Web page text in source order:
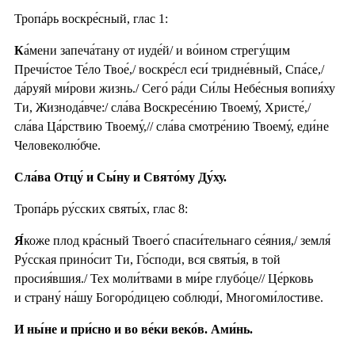
Тропа́рь воскре́сный, глас 1:
Ка́мени запеча́тану от иуде́й/ и во́ином стрегу́щим
Пречи́стое Те́ло Твое́,/ воскре́сл еси́ тридне́вный, Спа́се,/
да́руяй ми́рови жизнь./ Сего́ ра́ди Си́лы Небе́сныя вопия́ху
Ти, Жизнода́вче:/ сла́ва Воскресе́нию Твоему́, Христе́,/
сла́ва Ца́рствию Твоему́,// сла́ва смотре́нию Твоему́, еди́не
Человеколю́бче.
Сла́ва Отцу́ и Сы́ну и Свято́му Ду́ху.
Тропа́рь ру́сских святы́х, глас 8:
Я́коже плод кра́сный Твоего́ спаси́тельнаго се́яния,/ земля́
Ру́сская прино́сит Ти, Го́споди, вся святы́я, в той
просия́вшия./ Тех моли́твами в ми́ре глубо́це// Це́рковь
и страну́ на́шу Богоро́дицею соблюди́, Многоми́лостиве.
И ны́не и при́сно и во ве́ки веко́в. Ами́нь.